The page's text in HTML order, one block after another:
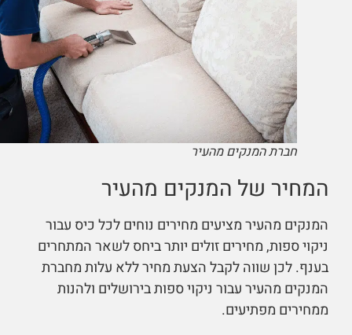
חברת המנקים מהעיר
המחיר של המנקים מהעיר
המנקים מהעיר מציעים מחירים נוחים לכל כיס עבור
ניקוי ספות, מחירים זולים יותר ביחס לשאר המתחרים
בענף. לכן שווה לקבל הצעת מחיר ללא עלות מחברת
המנקים מהעיר עבור ניקוי ספות בירושלים ולהנות
ממחירים מפתיעים.